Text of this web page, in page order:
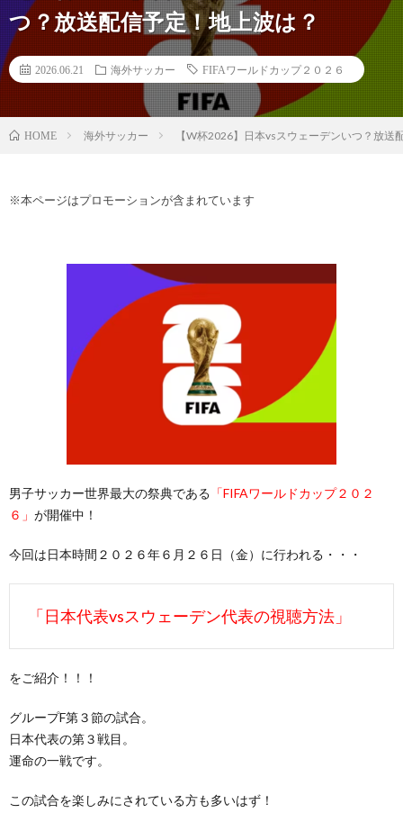
つ？放送配信予定！地上波は？
2026.06.21 海外サッカー FIFAワールドカップ２０２６
HOME 海外サッカー 【W杯2026】日本vsスウェーデンいつ？放送
※本ページはプロモーションが含まれています
男子サッカー世界最大の祭典である 「FIFAワールドカップ２０２
６」 が開催中！
今回は日本時間２０２６年６月２６日（金）に行われる・・・
「日本代表vsスウェーデン代表の視聴方法」
をご紹介！！！
グループF第３節の試合。
日本代表の第３戦目。
運命の一戦です。
この試合を楽しみにされている方も多いはず！